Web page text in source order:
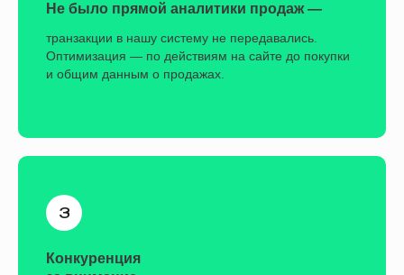
Не было прямой аналитики продаж —
транзакции в нашу систему не передавались.
Оптимизация — по действиям на сайте до покупки
и общим данным о продажах.
Конкуренция
Запускали самые «горячие» сегменты
первыми, чтобы получить первые
покупки и запустить обучение
алгоритмов:
Аудитория ГКД (Государственного
Кремлёвского Дворца) —
запустили во всех каналах